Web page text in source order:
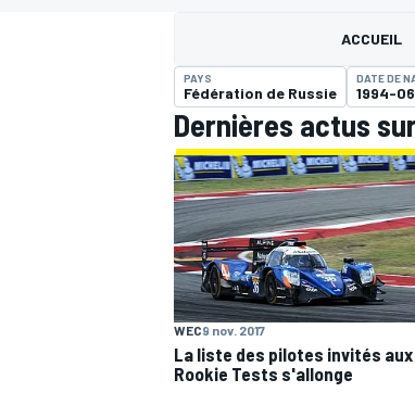
MOTOGP
ACCUEIL
PAYS
Fédération de Russie
DATE DE
1994-
Dernières actus
WEC9 nov. 2017
La liste des pilotes invités aux
Rookie Tests s'allonge